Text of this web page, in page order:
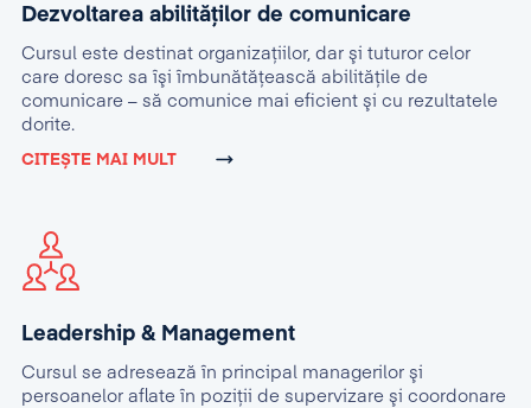
Dezvoltarea abilităților de comunicare
Cursul este destinat organizaţiilor, dar şi tuturor celor
care doresc sa îşi îmbunătăţească abilităţile de
comunicare – să comunice mai eficient şi cu rezultatele
dorite.
CITEȘTE MAI MULT
Leadership & Management
Cursul se adresează în principal managerilor şi
persoanelor aflate în poziţii de supervizare şi coordonare